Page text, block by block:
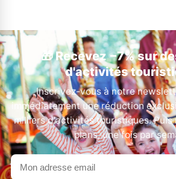
🎁 Recevez −7% sur
d'activités
Inscrivez-vous à notre
immédiatement une réduction
milliers d'activités touristiques. Puis
plans, une fois par
Votre
adresse